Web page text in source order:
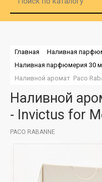
Главная
Наливная
Наливная парфюмерия 30
Наливной аромат  Paco
Наливной
- Invictus for
PACO RABANNE